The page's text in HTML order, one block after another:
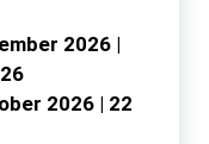
2026 |
2026 | 22